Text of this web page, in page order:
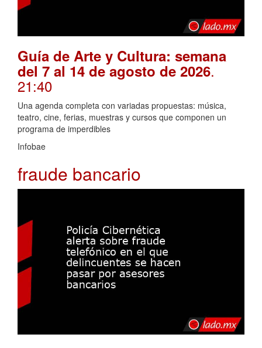
Guía de Arte y Cultura: semana
del 7 al 14 de agosto de 2026.
21:40
Una agenda completa con variadas propuestas: música,
teatro, cine, ferias, muestras y cursos que componen un
programa de imperdibles
Infobae
fraude bancario